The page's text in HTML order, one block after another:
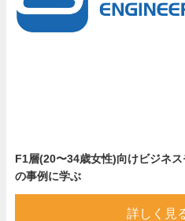
F1層(20〜34歳女性)向けビジネ
の事例に学ぶ
詳しく見